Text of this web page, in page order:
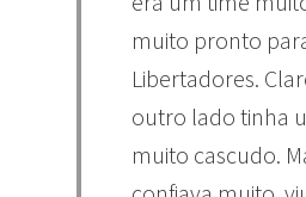
muito pronto
Libertadores.
outro lado tinha
muito cascudo.